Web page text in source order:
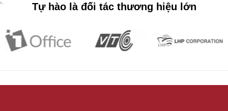
Tự hào là đối tác thương hiệu lớn